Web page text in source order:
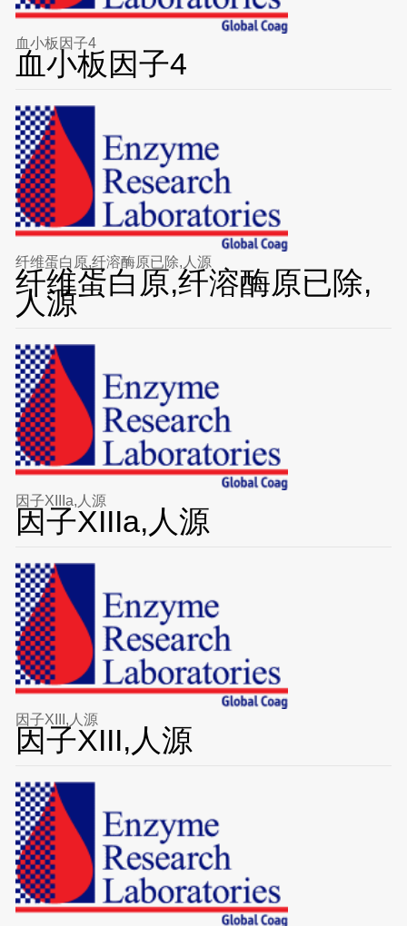
血小板因子4
血小板因子4
纤维蛋白原,纤溶酶原已除,人源
纤维蛋白原,纤溶酶原已除,
人源
因子XIIIa,人源
因子XIIIa,人源
因子XIII,人源
因子XIII,人源